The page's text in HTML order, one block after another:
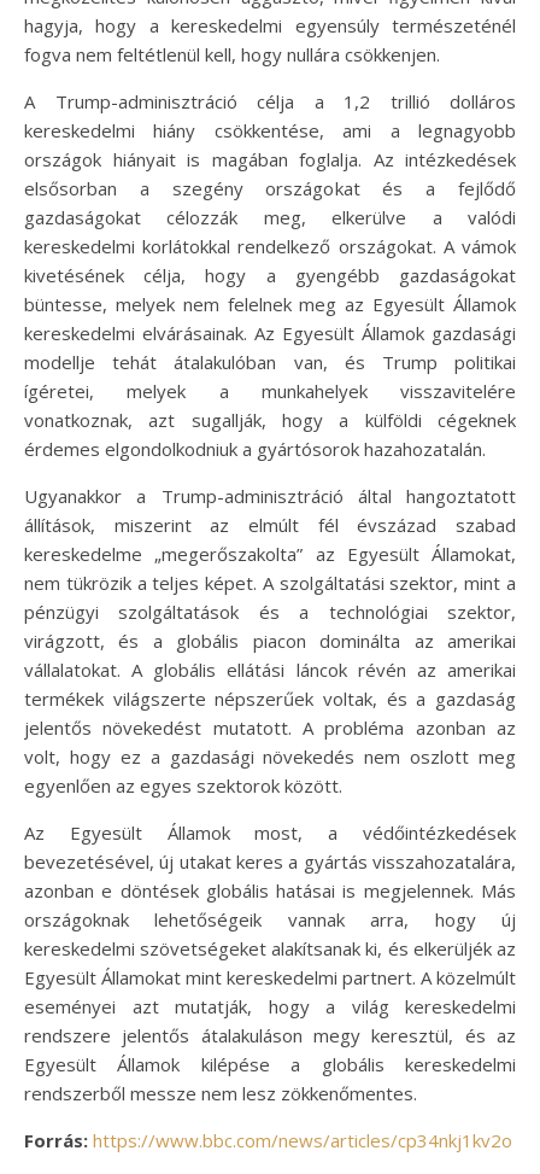
hagyja, hogy a kereskedelmi egyensúly természeténél
fogva nem feltétlenül kell, hogy nullára csökkenjen.
A Trump-adminisztráció célja a 1,2 trillió dolláros
kereskedelmi hiány csökkentése, ami a legnagyobb
országok hiányait is magában foglalja. Az intézkedések
elsősorban a szegény országokat és a fejlődő
gazdaságokat célozzák meg, elkerülve a valódi
kereskedelmi korlátokkal rendelkező országokat. A vámok
kivetésének célja, hogy a gyengébb gazdaságokat
büntesse, melyek nem felelnek meg az Egyesült Államok
kereskedelmi elvárásainak. Az Egyesült Államok gazdasági
modellje tehát átalakulóban van, és Trump politikai
ígéretei, melyek a munkahelyek visszavitelére
vonatkoznak, azt sugallják, hogy a külföldi cégeknek
érdemes elgondolkodniuk a gyártósorok hazahozatalán.
Ugyanakkor a Trump-adminisztráció által hangoztatott
állítások, miszerint az elmúlt fél évszázad szabad
kereskedelme „megerőszakolta” az Egyesült Államokat,
nem tükrözik a teljes képet. A szolgáltatási szektor, mint a
pénzügyi szolgáltatások és a technológiai szektor,
virágzott, és a globális piacon dominálta az amerikai
vállalatokat. A globális ellátási láncok révén az amerikai
termékek világszerte népszerűek voltak, és a gazdaság
jelentős növekedést mutatott. A probléma azonban az
volt, hogy ez a gazdasági növekedés nem oszlott meg
egyenlően az egyes szektorok között.
Az Egyesült Államok most, a védőintézkedések
bevezetésével, új utakat keres a gyártás visszahozatalára,
azonban e döntések globális hatásai is megjelennek. Más
országoknak lehetőségeik vannak arra, hogy új
kereskedelmi szövetségeket alakítsanak ki, és elkerüljék az
Egyesült Államokat mint kereskedelmi partnert. A közelmúlt
eseményei azt mutatják, hogy a világ kereskedelmi
rendszere jelentős átalakuláson megy keresztül, és az
Egyesült Államok kilépése a globális kereskedelmi
rendszerből messze nem lesz zökkenőmentes.
Forrás: https://www.bbc.com/news/articles/cp34nkj1kv2o